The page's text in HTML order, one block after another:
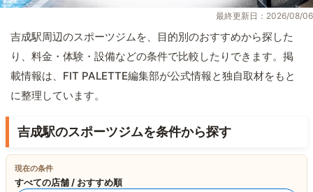
最終更新日：2026/08/06
吉成駅周辺のスポーツジムを、目的別のおすすめから探した
り、料金・体験・設備などの条件で比較したりできます。掲
載情報は、FIT PALETTE編集部が公式情報と独自取材をもと
に整理しています。
吉成駅のスポーツジムを条件から探す
現在の条件
すべての店舗 / おすすめ順